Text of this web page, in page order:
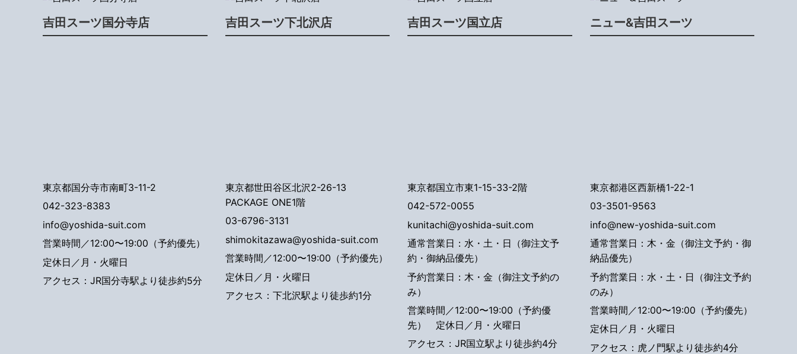
吉田スーツ国分寺店
東京都国分寺市南町3-11-2
042-323-8383
info@yoshida-suit.com
営業時間／12:00〜19:00（予約優先）
定休日／月・火曜日
アクセス：JR国分寺駅より徒歩約5分
吉田スーツ下北沢店
東京都世田谷区北沢2-26-13
PACKAGE ONE1階
03-6796-3131
shimokitazawa@yoshida-suit.com
営業時間／12:00〜19:00（予約優先）
定休日／月・火曜日
アクセス：下北沢駅より徒歩約1分
吉田スーツ国立店
東京都国立市東1-15-33-2階
042-572-0055
kunitachi@yoshida-suit.com
通常営業日：水・土・日（御注文予
約・御納品優先）
予約営業日：木・金（御注文予約の
み）
営業時間／12:00〜19:00（予約優
先） 定休日／月・火曜日
アクセス：JR国立駅より徒歩約4分
ニュー&吉田スーツ
東京都港区西新橋1-22-1
03-3501-9563
info@new-yoshida-suit.com
通常営業日：木・金（御注文予約・御
納品優先）
予約営業日：水・土・日（御注文予約
のみ）
営業時間／12:00〜19:00（予約優先）
定休日／月・火曜日
アクセス： 虎ノ門駅より徒歩約4分